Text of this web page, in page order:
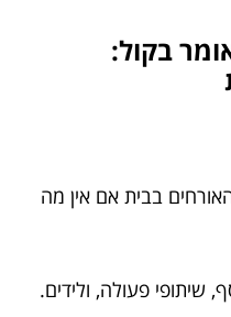
בקול:
בבית אם אין מה
שיתופי פעולה, ולידים.